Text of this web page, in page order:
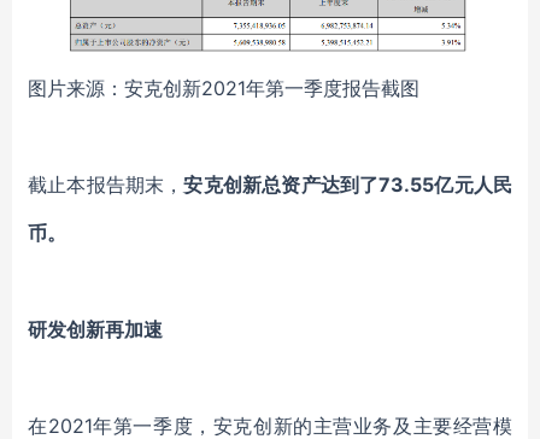
图片来源：安克创新2021年第一季度报告截图
截止本报告期末，安克创新总资产达到了73.55亿元人民
币。
研发创新再加速
在2021年第一季度，安克创新的主营业务及主要经营模